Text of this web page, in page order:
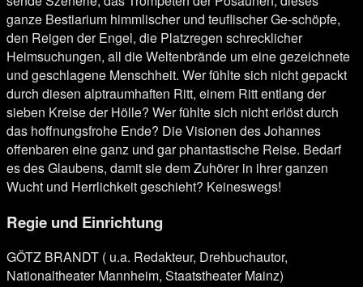
ganze Bestiarium himmlischer und teuflischer Ge-schöpfe,
den Reigen der Engel, die Platzregen schrecklicher
Heimsuchungen, all die Weltenbrände um eine gezeichnete
und geschlagene Menschheit. Wer fühlte sich nicht gepackt
durch diesen alptraumhaften Ritt, einem Ritt entlang der
sieben Kreise der Hölle? Wer fühlte sich nicht erlöst durch
das hoffnungsfrohe Ende? Die Visionen des Johannes
offenbaren eine ganz und gar phantastische Reise. Bedarf
es des Glaubens, damit sie dem Zuhörer in ihrer ganzen
Wucht und Herrlichkeit geschieht? Keineswegs!
Regie und Einrichtung
GÖTZ BRANDT ( u.a. Redakteur, Drehbuchautor,
Nationaltheater Mannheim, Staatstheater Mainz)